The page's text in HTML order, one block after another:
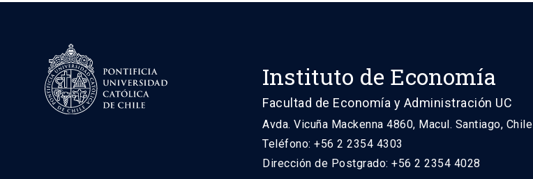
Instituto de Economía
Facultad de Economía y Administración UC
Avda. Vicuña Mackenna 4860, Macul. Santiago, Chile
Teléfono: +56 2 2354 4303
Dirección de Postgrado: +56 2 2354 4028